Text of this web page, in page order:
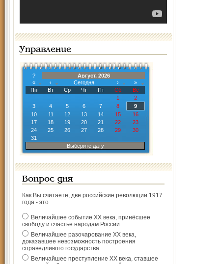
Управление
?
Август, 2026
«
‹ Сегодня ›
»
Пн
Вт Ср Чт Пт Сб
Вс
1
2
3
4 5 6 7 8
9
10
11 12 13 14 15
16
17
18 19 20 21 22
23
24
25 26 27 28 29
30
31
Выберите дату
Вопрос дня
Как Вы считаете, две российские революции 1917
года - это
Величайшее событие ХХ века, принёсшее
свободу и счастье народам России
Величайшее разочарование ХХ века,
доказавшее невозможность построения
справедливого государства
Величайшее преступление ХХ века, ставшее